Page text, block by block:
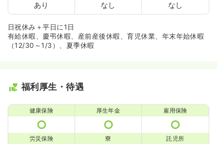
あり なし なし
日祝休み＋平日に1日
有給休暇、慶弔休暇、産前産後休暇、育児休業、年末年始休暇
（12/30～1/3）、夏季休暇
福利厚生・待遇
健康保険 厚生年金 雇用保険
労災保険 寮 託児所